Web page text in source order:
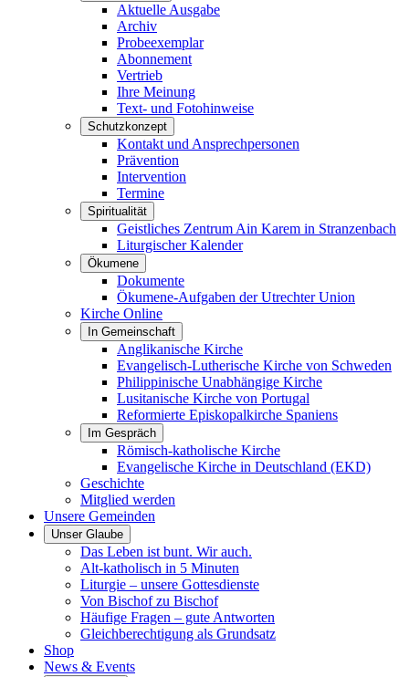
Aktuelle Ausgabe
Archiv
Probeexemplar
Abonnement
Vertrieb
Ihre Meinung
Text- und Fotohinweise
Schutzkonzept
Kontakt und Ansprechpersonen
Prävention
Intervention
Termine
Spiritualität
Geistliches Zentrum Ain Karem in Stranzenbach
Liturgischer Kalender
Ökumene
Dokumente
Ökumene-Aufgaben der Utrechter Union
Kirche Online
In Gemeinschaft
Anglikanische Kirche
Evangelisch-Lutherische Kirche von Schweden
Philippinische Unabhängige Kirche
Lusitanische Kirche von Portugal
Reformierte Episkopalkirche Spaniens
Im Gespräch
Römisch-katholische Kirche
Evangelische Kirche in Deutschland (EKD)
Geschichte
Mitglied werden
Unsere Gemeinden
Unser Glaube
Das Leben ist bunt. Wir auch.
Alt-katholisch in 5 Minuten
Liturgie – unsere Gottesdienste
Von Bischof zu Bischof
Häufige Fragen – gute Antworten
Gleichberechtigung als Grundsatz
Shop
News & Events